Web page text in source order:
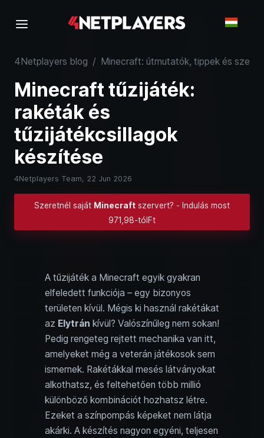
4Netplayers blog / Minecraft: útmutatók, tippek és
Minecraft tűzijáték:
rakéták és
tűzijátékcsillagok
készítése
4Netplayers Team, 22 Jun 2026
Szeretnél saját Minecraft szervert? - Indulás most
971,98-tólFt
A tűzijáték a Minecraft egyik gyakran
elfeledett funkciója – egy bizonyos
területen kívül. Mégis ki használ rakétákat
az Elytrán kívül? Valószínűleg nem sokan!
Pedig rengeteg rejtett mechanika van itt,
amelyeket még a veterán játékosok sem
ismernek. Rakétákkal mesés látványokat
alkothatsz, és feltehetően több millió
különböző kombinációt hozhatsz létre.
Ezeket a színpompás képeket nem látja
akárki. A készítés nagyon egyéni, teljesen